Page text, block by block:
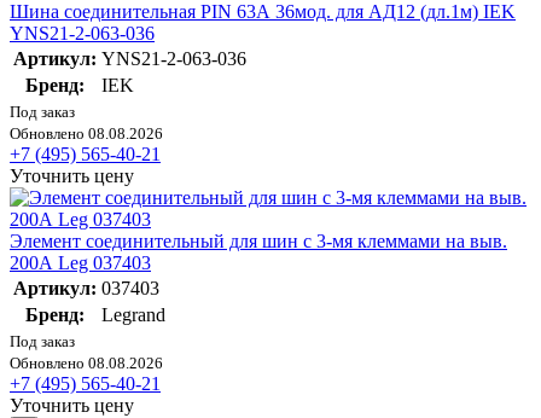
Шина соединительная PIN 63А 36мод. для АД12 (дл.1м) IEK
YNS21-2-063-036
Артикул: YNS21-2-063-036
Бренд:
IEK
Под заказ
Обновлено 08.08.2026
+7 (495) 565-40-21
Уточнить цену
Элемент соединительный для шин с 3-мя клеммами на выв.
200А Leg 037403
Артикул: 037403
Бренд:
Legrand
Под заказ
Обновлено 08.08.2026
+7 (495) 565-40-21
Уточнить цену